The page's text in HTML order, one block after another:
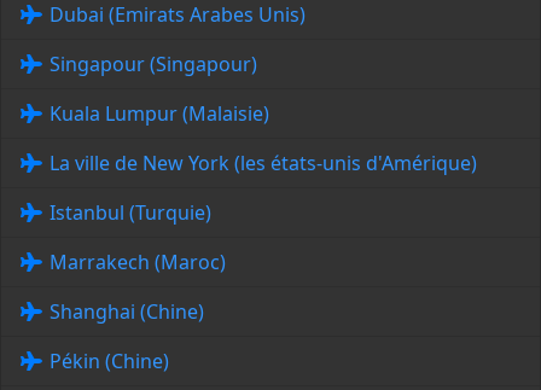
Dubai (Emirats Arabes Unis)
Singapour (Singapour)
Kuala Lumpur (Malaisie)
La ville de New York (les états-unis d'Amérique)
Istanbul (Turquie)
Marrakech (Maroc)
Shanghai (Chine)
Pékin (Chine)